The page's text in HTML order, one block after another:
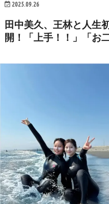
2025.09.26
田中美久、王林と人生
開！「上手！！」「お